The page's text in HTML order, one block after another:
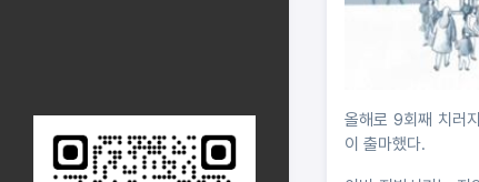
올해로 9회째 치러
이 출마했다.